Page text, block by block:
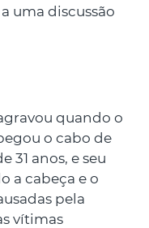
uma discussão
quando o
o cabo de
31 anos, e seu
a cabeça e o
pela
vítimas